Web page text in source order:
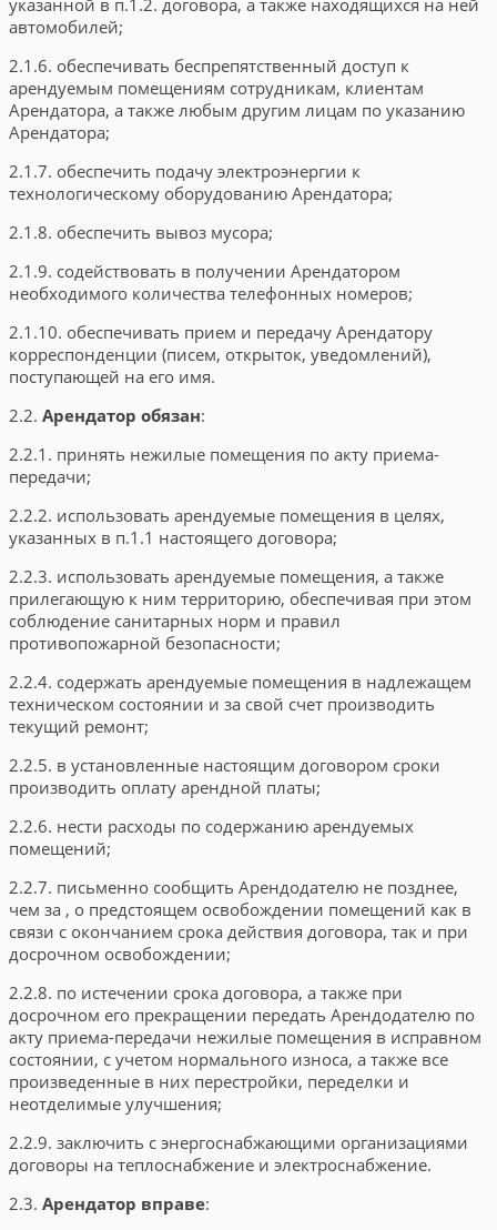
указанной в п.1.2. договора, а также находящихся на ней
автомобилей;
2.1.6. обеспечивать беспрепятственный доступ к
арендуемым помещениям сотрудникам, клиентам
Арендатора, а также любым другим лицам по указанию
Арендатора;
2.1.7. обеспечить подачу электроэнергии к
технологическому оборудованию Арендатора;
2.1.8. обеспечить вывоз мусора;
2.1.9. содействовать в получении Арендатором
необходимого количества телефонных номеров;
2.1.10. обеспечивать прием и передачу Арендатору
корреспонденции (писем, открыток, уведомлений),
поступающей на его имя.
2.2. Арендатор обязан:
2.2.1. принять нежилые помещения по акту приема-
передачи;
2.2.2. использовать арендуемые помещения в целях,
указанных в п.1.1 настоящего договора;
2.2.3. использовать арендуемые помещения, а также
прилегающую к ним территорию, обеспечивая при этом
соблюдение санитарных норм и правил
противопожарной безопасности;
2.2.4. содержать арендуемые помещения в надлежащем
техническом состоянии и за свой счет производить
текущий ремонт;
2.2.5. в установленные настоящим договором сроки
производить оплату арендной платы;
2.2.6. нести расходы по содержанию арендуемых
помещений;
2.2.7. письменно сообщить Арендодателю не позднее,
чем за , о предстоящем освобождении помещений как в
связи с окончанием срока действия договора, так и при
досрочном освобождении;
2.2.8. по истечении срока договора, а также при
досрочном его прекращении передать Арендодателю по
акту приема-передачи нежилые помещения в исправном
состоянии, с учетом нормального износа, а также все
произведенные в них перестройки, переделки и
неотделимые улучшения;
2.2.9. заключить с энергоснабжающими организациями
договоры на теплоснабжение и электроснабжение.
2.3. Арендатор вправе: